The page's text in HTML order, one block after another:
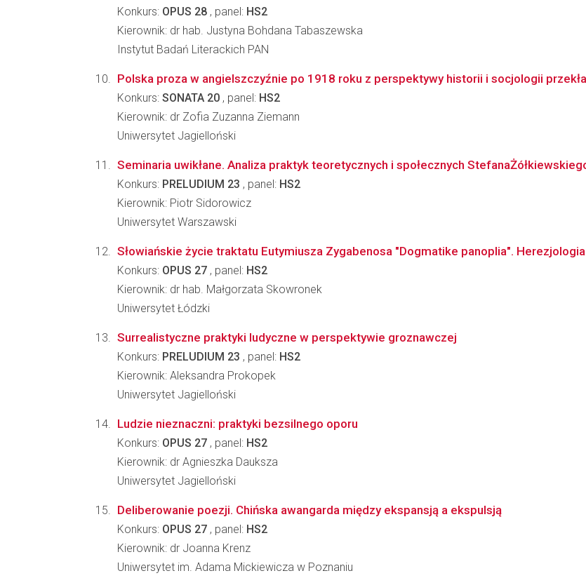
Konkurs: OPUS 28 , panel: HS2
Kierownik: dr hab. Justyna Bohdana Tabaszewska
Instytut Badań Literackich PAN
Polska proza w angielszczyźnie po 1918 roku z perspektywy historii i socjologii
Konkurs: SONATA 20 , panel: HS2
Kierownik: dr Zofia Zuzanna Ziemann
Uniwersytet Jagielloński
Seminaria uwikłane. Analiza praktyk teoretycznych i społecznych
Konkurs: PRELUDIUM 23 , panel: HS2
Kierownik: Piotr Sidorowicz
Uniwersytet Warszawski
Słowiańskie życie traktatu Eutymiusza Zygabenosa "Dogmatike panoplia".
Konkurs: OPUS 27 , panel: HS2
Kierownik: dr hab. Małgorzata Skowronek
Uniwersytet Łódzki
Surrealistyczne praktyki ludyczne w perspektywie groznawczej
Konkurs: PRELUDIUM 23 , panel: HS2
Kierownik: Aleksandra Prokopek
Uniwersytet Jagielloński
Ludzie nieznaczni: praktyki bezsilnego oporu
Konkurs: OPUS 27 , panel: HS2
Kierownik: dr Agnieszka Dauksza
Uniwersytet Jagielloński
Deliberowanie poezji. Chińska awangarda między ekspansją a ekspulsją
Konkurs: OPUS 27 , panel: HS2
Kierownik: dr Joanna Krenz
Uniwersytet im. Adama Mickiewicza w Poznaniu